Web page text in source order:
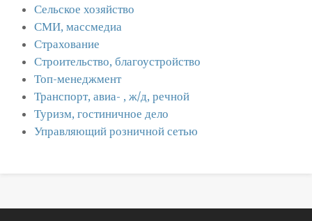
Сельское хозяйство
СМИ, массмедиа
Страхование
Строительство, благоустройство
Топ-менеджмент
Транспорт, авиа- , ж/д, речной
Туризм, гостиничное дело
Управляющий розничной сетью